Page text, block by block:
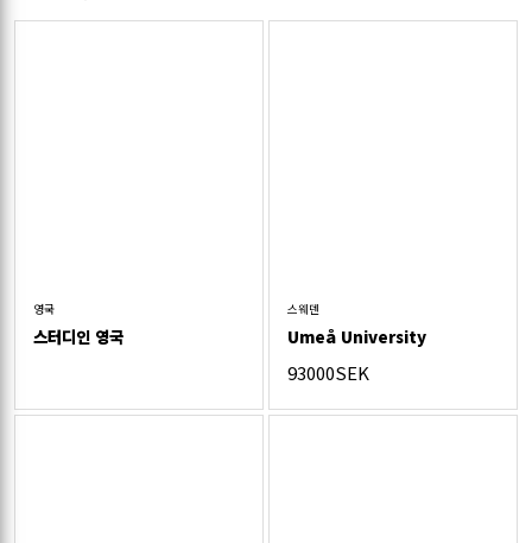
영국
스터디인 영국
스웨덴
Umeå University
93000SEK